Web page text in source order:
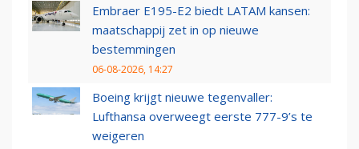
Embraer E195-E2 biedt LATAM kansen:
maatschappij zet in op nieuwe
bestemmingen
06-08-2026, 14:27
Boeing krijgt nieuwe tegenvaller:
Lufthansa overweegt eerste 777-9’s te
weigeren